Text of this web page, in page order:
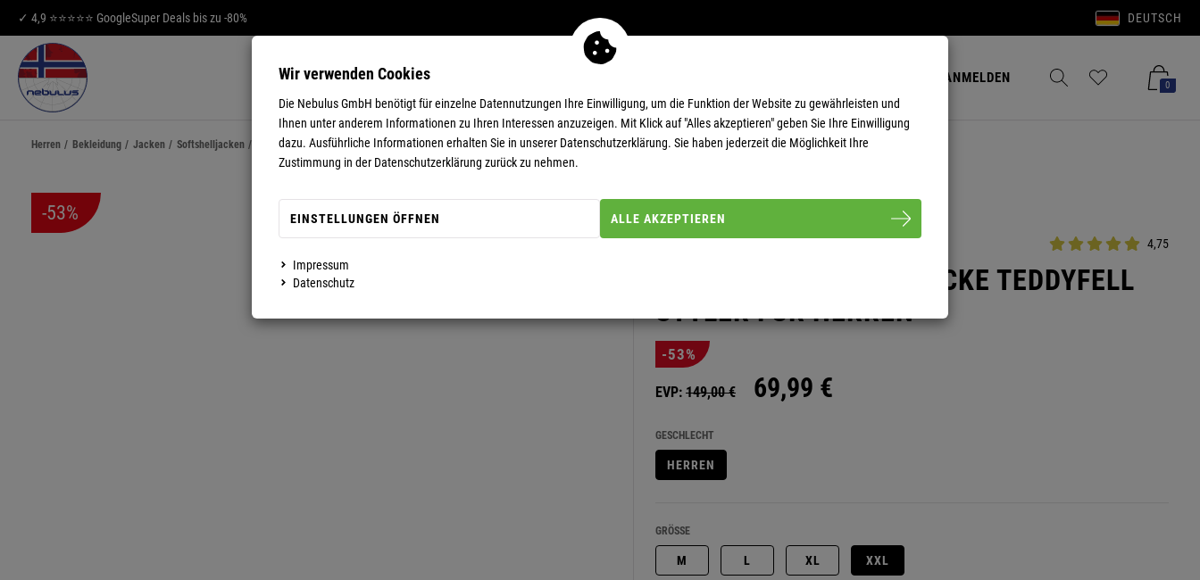
✓ 4,9 ⭐⭐⭐⭐⭐ GoogleSuper Deals bis zu -80% DEUTSCH
HERREN DAMEN AnmeldenANMELDEN Merkzettel aufklappenWarenkorb
0
Herren / Bekleidung / Jacken / Softshelljacken / Winter-Softshelljacke Teddyfell STYLER FUR Herren
-53%
MEHR ANZEIGEN
Artikel-Nummer: 20000086 4,75
WINTER-SOFTSHELLJACKE TEDDYFELL
STYLER FUR HERREN
-53%
EVP: 149,00 € 69,99 €
GESCHLECHT
HERREN
GRÖSSE
M L XL XXL
Wir verwenden Cookies
Die Nebulus GmbH benötigt für einzelne Datennutzungen Ihre Einwilligung, um die Funktion der Website zu gewährleisten und
Ihnen unter anderem Informationen zu Ihren Interessen anzuzeigen. Mit Klick auf "Alles akzeptieren" geben Sie Ihre Einwilligung
dazu. Ausführliche Informationen erhalten Sie in unserer Datenschutzerklärung. Sie haben jederzeit die Möglichkeit Ihre
Zustimmung in der Datenschutzerklärung zurück zu nehmen.
EINSTELLUNGEN ÖFFNEN ALLE AKZEPTIEREN
Impressum
Datenschutz